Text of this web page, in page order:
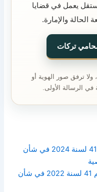
يعمل في قضايا
الحالة والإمارة.
تركات
ترفق صور الهوية أو
في الرسالة الأولى.
مرسوم بقانون اتحادي رقم 41 لسنة 2024 في شأن
المرسوم بقانون اتحادي رقم 41 لسنة 2022 في شأن